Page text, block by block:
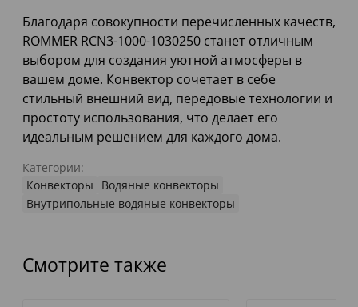
Благодаря совокупности перечисленных качеств,
ROMMER RCN3-1000-1030250 станет отличным
выбором для создания уютной атмосферы в
вашем доме. Конвектор сочетает в себе
стильный внешний вид, передовые технологии и
простоту использования, что делает его
идеальным решением для каждого дома.
Категории:
Конвекторы
Водяные конвекторы
Внутрипольные водяные конвекторы
Смотрите также